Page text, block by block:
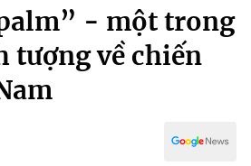
- một trong
tượng về chiến